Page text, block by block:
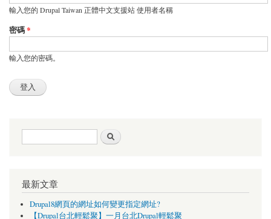
輸入您的 Drupal Taiwan 正體中文支援站 使用者名稱
密碼*
輸入您的密碼。
搜尋表單
最新文章
Drupal8網頁的網址如何變更指定網址?
【Drupal台北輕鬆聚】一月台北Drupal輕鬆聚